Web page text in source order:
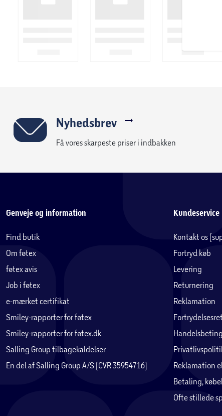
Nyhedsbrev
Få vores skarpeste priser i indbakken
Genveje og information
Find butik
Om føtex
føtex avis
Job i føtex
e-mærket certifikat
Smiley-rapporter for føtex
Smiley-rapporter for føtex.dk
Salling Group tilbagekaldelser
En del af Salling Group A/S (CVR 35954716)
Kundeservice
Kontakt os
Fortryd køb
Levering
Returnering
Reklamation
Fortrydelsesret
Reklamation
Betaling,
Ofte stillede